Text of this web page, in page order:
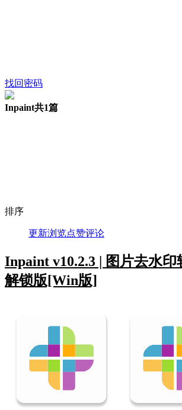
找回密码
Inpaint共1篇
排序
更新浏览点赞评论
Inpaint v10.2.3 | 图片去水
解锁版[Win版]